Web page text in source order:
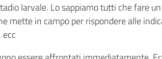
larvale. Lo sappiamo tutti che fare un
mette in campo per rispondere alle